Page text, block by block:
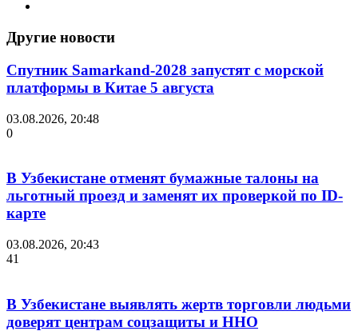
Другие новости
Спутник Samarkand-2028 запустят с морской
платформы в Китае 5 августа
03.08.2026, 20:48
0
В Узбекистане отменят бумажные талоны на
льготный проезд и заменят их проверкой по ID-
карте
03.08.2026, 20:43
41
В Узбекистане выявлять жертв торговли людьми
доверят центрам соцзащиты и ННО